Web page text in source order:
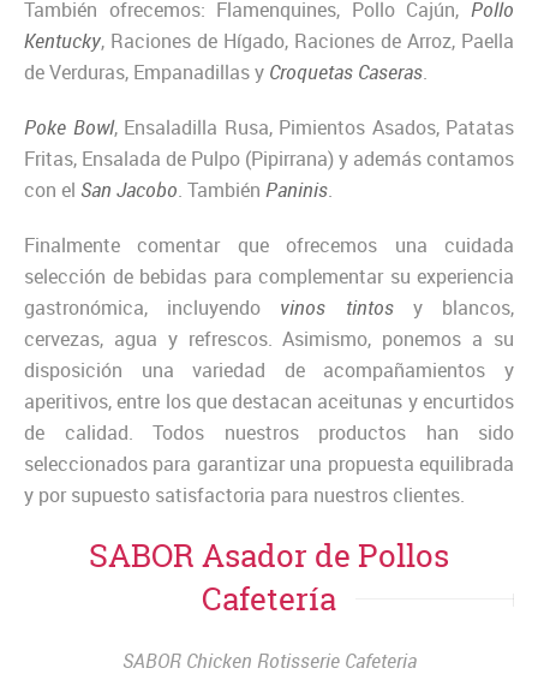
También ofrecemos: Flamenquines, Pollo Cajún, Pollo
Kentucky, Raciones de Hígado, Raciones de Arroz, Paella
de Verduras, Empanadillas y Croquetas Caseras.
Poke Bowl, Ensaladilla Rusa, Pimientos Asados, Patatas
Fritas, Ensalada de Pulpo (Pipirrana) y además contamos
con el San Jacobo. También Paninis.
Finalmente comentar que ofrecemos una cuidada
selección de bebidas para complementar su experiencia
gastronómica, incluyendo vinos tintosy blancos,
cervezas, agua y refrescos. Asimismo, ponemos a su
disposición una variedad de acompañamientos y
aperitivos, entre los que destacan aceitunas y encurtidos
de calidad. Todos nuestros productos han sido
seleccionados para garantizar una propuesta equilibrada
y por supuesto satisfactoria para nuestros clientes.
SABOR Asador de Pollos
Cafetería
SABOR Chicken Rotisserie Cafeteria